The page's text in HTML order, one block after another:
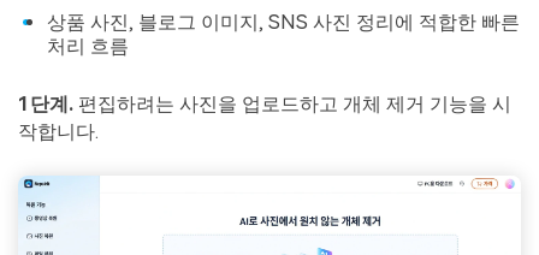
상품 사진, 블로그 이미지, SNS 사진 정리에 적합한 빠른
처리 흐름
1단계. 편집하려는 사진을 업로드하고 개체 제거 기능을 시
작합니다.